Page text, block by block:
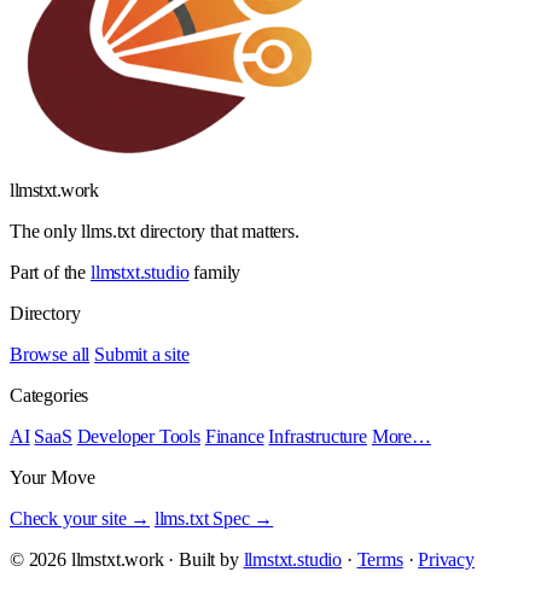
llmstxt.work
The only llms.txt directory that matters.
Part of the llmstxt.studiofamily
Directory
Browse all Submit a site
Categories
AI SaaS Developer Tools Finance Infrastructure More…
Your Move
Check your site → llms.txt Spec →
© 2026 llmstxt.work · Built by llmstxt.studio · Terms·Privacy